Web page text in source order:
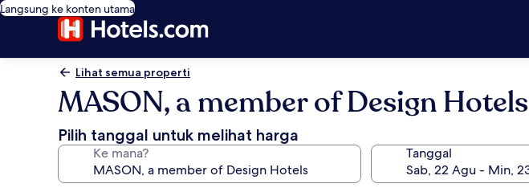
Langsung ke konten utama
Lihat semua properti
MASON, a member of Design Hotels
Pilih tanggal untuk melihat harga
Ke mana? Tanggal